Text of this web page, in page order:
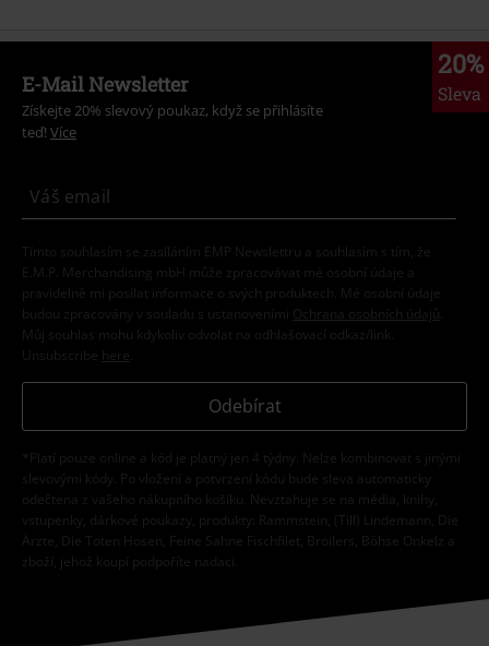
20%
Sleva
E-Mail Newsletter
Získejte 20% slevový poukaz, když se přihlásíte
teď! Více
Tímto souhlasím se zasíláním EMP Newslettru a souhlasím s tím, že
E.M.P. Merchandising mbH může zpracovávat mé osobní údaje a
pravidelně mi posílat informace o svých produktech. Mé osobní údaje
budou zpracovány v souladu s ustanoveními
Ochrana osobních údajů
Můj souhlas mohu kdykoliv odvolat na odhlašovací odkaz/link.
Unsubscribe here
Odebírat
*Platí pouze online a kód je platný jen 4 týdny. Nelze kombinovat s jinými
slevovými kódy. Po vložení a potvrzení kódu bude sleva automaticky
odečtena z vašeho nákupního košíku. Nevztahuje se na média, knihy,
vstupenky, dárkové poukazy, produkty: Rammstein, (Till) Lindemann, Die
Ärzte, Die Toten Hosen, Feine Sahne Fischfilet, Broilers, Böhse Onkelz a
zboží, jehož koupí podpoříte nadaci.